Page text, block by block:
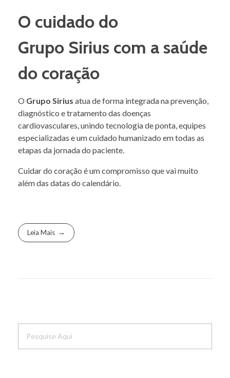
O cuidado do
Grupo Sirius com a saúde
do coração
O Grupo Sirius atua de forma integrada na prevenção,
diagnóstico e tratamento das doenças
cardiovasculares, unindo tecnologia de ponta, equipes
especializadas e um cuidado humanizado em todas as
etapas da jornada do paciente.
Cuidar do coração é um compromisso que vai muito
além das datas do calendário.
Leia Mais